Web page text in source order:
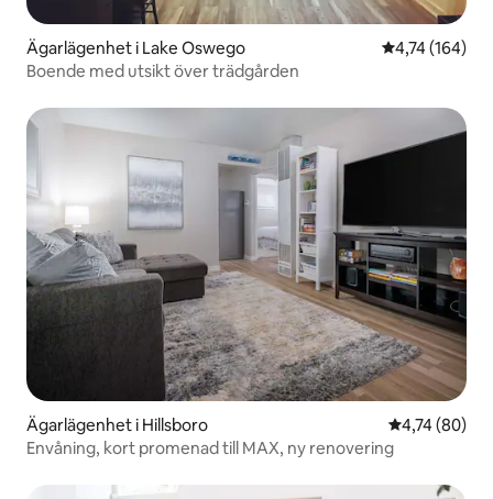
Ägarlägenhet i Lake Oswego 4,74 av 5 i
4,74 (164)
Boende med utsikt över trädgården
Ägarlägenhet i Hillsboro 4,74 av 5 i
4,74 (80)
Envåning, kort promenad till MAX, ny renovering